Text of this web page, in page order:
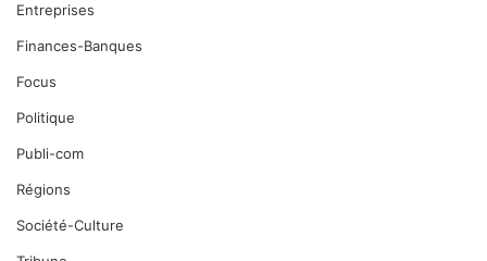
Entreprises
Finances-Banques
Focus
Politique
Publi-com
Régions
Société-Culture